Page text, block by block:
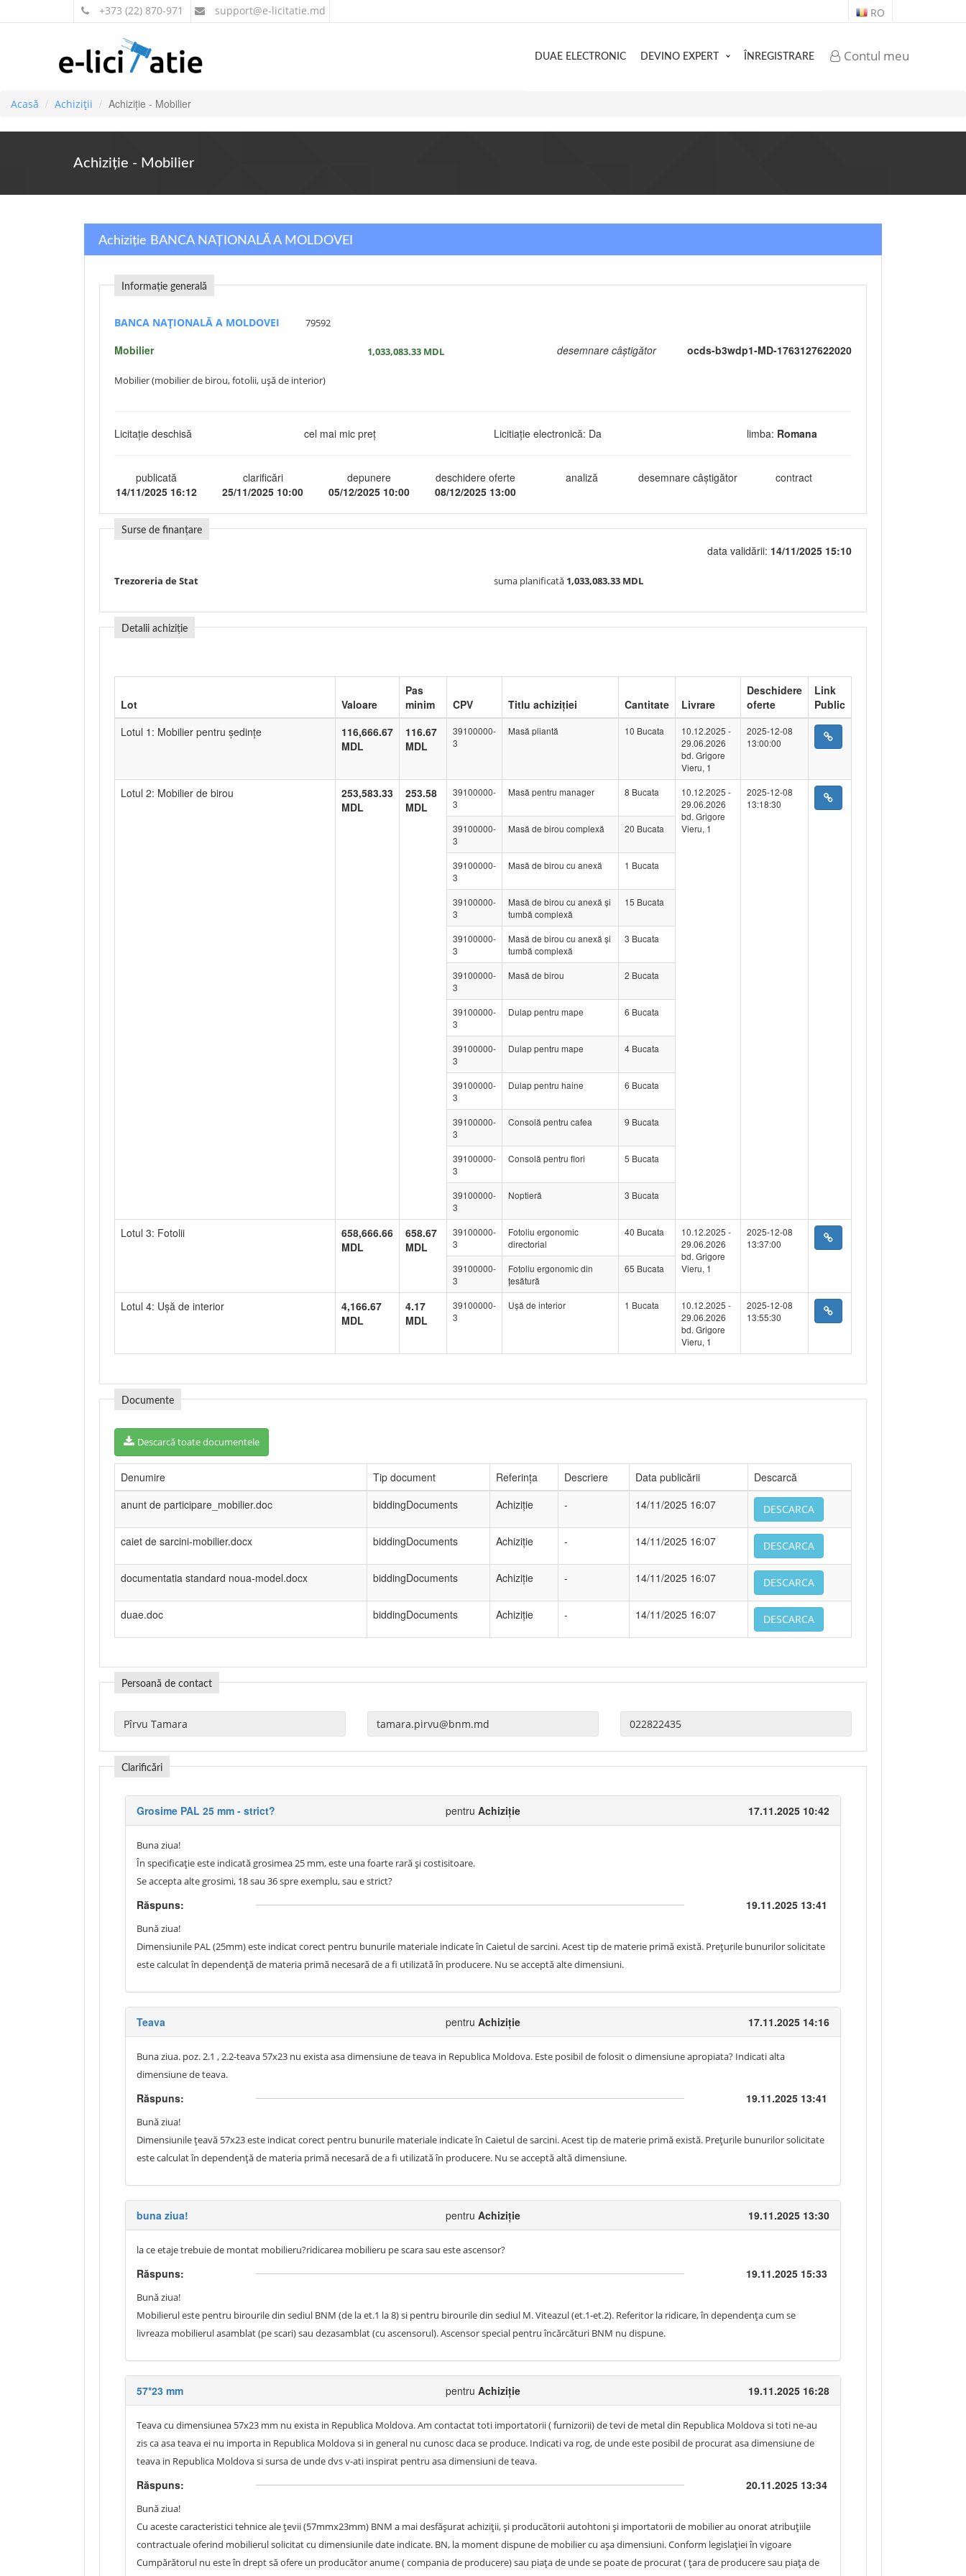
+373 (22) 870-971 support@e-licitatie.md RO
Contul meu
DUAE ELECTRONIC DEVINO EXPERT ÎNREGISTRARE
Acasă Achiziții Achiziție - Mobilier
Achiziție - Mobilier
Achiziție BANCA NAȚIONALĂ A MOLDOVEI
Informație generală
BANCA NAȚIONALĂ A MOLDOVEI 79592
Mobilier 1,033,083.33 MDL desemnare câștigător ocds-b3wdp1-MD-1763127622020
Mobilier (mobilier de birou, fotolii, ușă de interior)
Licitație deschisă cel mai mic preț Licitiație electronică: Da limba: Romana
publicată
14/11/2025 16:12
clarificări
25/11/2025 10:00
depunere
05/12/2025 10:00
deschidere oferte
08/12/2025 13:00
analiză desemnare câștigător contract
Surse de finanțare
data validării: 14/11/2025 15:10
Trezoreria de Stat suma planificată 1,033,083.33 MDL
Detalii achiziție
Lot Valoare
Pas
minim
CPV Titlu achiziției Cantitate Livrare
Deschidere
oferte
Link
Public
Lotul 1: Mobilier pentru ședințe
116,666.67
MDL
116.67
MDL
39100000-
3
Masă pliantă 10 Bucata
10.12.2025 -
29.06.2026
bd. Grigore
Vieru, 1
2025-12-08
13:00:00
Lotul 2: Mobilier de birou
253,583.33
MDL
253.58
MDL
39100000-
3
Masă pentru manager 8 Bucata
10.12.2025 -
29.06.2026
bd. Grigore
Vieru, 1
2025-12-08
13:18:30
39100000-
3
Masă de birou complexă 20 Bucata
39100000-
3
Masă de birou cu anexă 1 Bucata
39100000-
3
Masă de birou cu anexă și
tumbă complexă
15 Bucata
39100000-
3
Masă de birou cu anexă și
tumbă complexă
3 Bucata
39100000-
3
Masă de birou 2 Bucata
39100000-
3
Dulap pentru mape 6 Bucata
39100000-
3
Dulap pentru mape 4 Bucata
39100000-
3
Dulap pentru haine 6 Bucata
39100000-
3
Consolă pentru cafea 9 Bucata
39100000-
3
Consolă pentru flori 5 Bucata
39100000-
3
Noptieră 3 Bucata
Lotul 3: Fotolii
658,666.66
MDL
658.67
MDL
39100000-
3
Fotoliu ergonomic
directorial
40 Bucata
10.12.2025 -
29.06.2026
bd. Grigore
Vieru, 1
2025-12-08
13:37:00
39100000-
3
Fotoliu ergonomic din
țesătură
65 Bucata
Lotul 4: Ușă de interior
4,166.67
MDL
4.17
MDL
39100000-
3
Ușă de interior 1 Bucata
10.12.2025 -
29.06.2026
bd. Grigore
Vieru, 1
2025-12-08
13:55:30
Documente
Descarcă toate documentele
Denumire Tip document Referința Descriere Data publicării
Descarcă
anunt de participare_mobilier.doc
biddingDocuments Achiziție - 14/11/2025 16:07 DESCARCA
caiet de sarcini-mobilier.docx biddingDocuments Achiziție - 14/11/2025 16:07 DESCARCA
documentatia standard noua-model.docx biddingDocuments Achiziție - 14/11/2025 16:07 DESCARCA
duae.doc biddingDocuments Achiziție - 14/11/2025 16:07 DESCARCA
Persoană de contact
Clarificări
Grosime PAL 25 mm - strict? pentru Achiziție 17.11.2025 10:42
Buna ziua!
În specificație este indicată grosimea 25 mm, este una foarte rară și costisitoare.
Se accepta alte grosimi, 18 sau 36 spre exemplu, sau e strict?
Răspuns: 19.11.2025 13:41
Bună ziua!
Dimensiunile PAL (25mm) este indicat corect pentru bunurile materiale indicate în Caietul de sarcini. Acest tip de materie primă există. Prețurile bunurilor solicitate
este calculat în dependență de materia primă necesară de a fi utilizată în producere. Nu se acceptă alte dimensiuni.
Teava pentru Achiziție 17.11.2025 14:16
Buna ziua. poz. 2.1 , 2.2-teava 57x23 nu exista asa dimensiune de teava in Republica Moldova. Este posibil de folosit o dimensiune apropiata? Indicati alta
dimensiune de teava.
Răspuns: 19.11.2025 13:41
Bună ziua!
Dimensiunile țeavă 57x23 este indicat corect pentru bunurile materiale indicate în Caietul de sarcini. Acest tip de materie primă există. Prețurile bunurilor solicitate
este calculat în dependență de materia primă necesară de a fi utilizată în producere. Nu se acceptă altă dimensiune.
buna ziua! pentru Achiziție 19.11.2025 13:30
la ce etaje trebuie de montat mobilieru?ridicarea mobilieru pe scara sau este ascensor?
Răspuns: 19.11.2025 15:33
Bună ziua!
Mobilierul este pentru birourile din sediul BNM (de la et.1 la 8) si pentru birourile din sediul M. Viteazul (et.1-et.2). Referitor la ridicare, în dependența cum se
livreaza mobilierul asamblat (pe scari) sau dezasamblat (cu ascensorul). Ascensor special pentru încărcături BNM nu dispune.
57*23 mm pentru Achiziție 19.11.2025 16:28
Teava cu dimensiunea 57x23 mm nu exista in Republica Moldova. Am contactat toti importatorii ( furnizorii) de tevi de metal din Republica Moldova si toti ne-au
zis ca asa teava ei nu importa in Republica Moldova si in general nu cunosc daca se produce. Indicati va rog, de unde este posibil de procurat asa dimensiune de
teava in Republica Moldova si sursa de unde dvs v-ati inspirat pentru asa dimensiuni de teava.
Răspuns: 20.11.2025 13:34
Bună ziua!
Cu aceste caracteristici tehnice ale țevii (57mmx23mm) BNM a mai desfășurat achiziții, și producătorii autohtoni și importatorii de mobilier au onorat atribuțiile
contractuale oferind mobilierul solicitat cu dimensiunile date indicate. BN, la moment dispune de mobilier cu așa dimensiuni. Conform legislației în vigoare
Cumpărătorul nu este în drept să ofere un producător anume ( compania de producere) sau piața de unde se poate de procurat ( țara de producere sau piața de